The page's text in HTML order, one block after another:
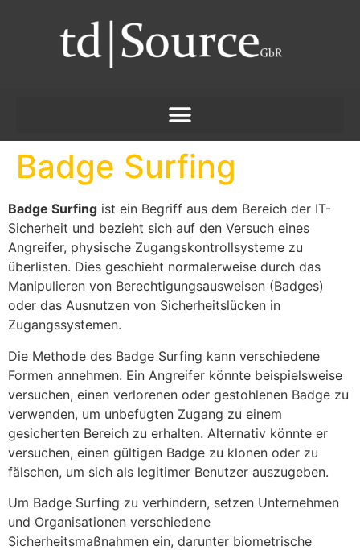
Badge Surfing
Badge Surfing ist ein Begriff aus dem Bereich der IT-
Sicherheit und bezieht sich auf den Versuch eines
Angreifer, physische Zugangskontrollsysteme zu
überlisten. Dies geschieht normalerweise durch das
Manipulieren von Berechtigungsausweisen (Badges)
oder das Ausnutzen von Sicherheitslücken in
Zugangssystemen.
Die Methode des Badge Surfing kann verschiedene
Formen annehmen. Ein Angreifer könnte beispielsweise
versuchen, einen verlorenen oder gestohlenen Badge zu
verwenden, um unbefugten Zugang zu einem
gesicherten Bereich zu erhalten. Alternativ könnte er
versuchen, einen gültigen Badge zu klonen oder zu
fälschen, um sich als legitimer Benutzer auszugeben.
Um Badge Surfing zu verhindern, setzen Unternehmen
und Organisationen verschiedene
Sicherheitsmaßnahmen ein, darunter biometrische